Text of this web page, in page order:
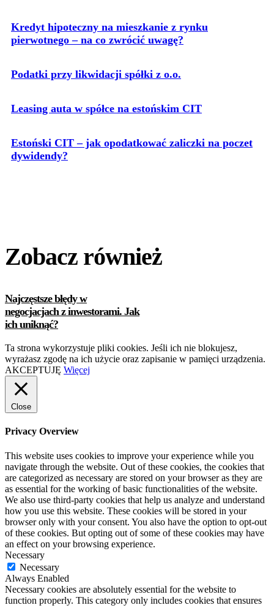
Kredyt hipoteczny na mieszkanie z rynku
pierwotnego – na co zwrócić uwagę?
Podatki przy likwidacji spółki z o.o.
Leasing auta w spółce na estońskim CIT
Estoński CIT – jak opodatkować zaliczki na poczet
dywidendy?
Zobacz również
Najczęstsze błędy w
negocjacjach z inwestorami. Jak
ich uniknąć?
Ta strona wykorzystuje pliki cookies. Jeśli ich nie blokujesz,
wyrażasz zgodę na ich użycie oraz zapisanie w pamięci urządzenia.
AKCEPTUJĘ Więcej
Close
Privacy Overview
This website uses cookies to improve your experience while you
navigate through the website. Out of these cookies, the cookies that
are categorized as necessary are stored on your browser as they are
as essential for the working of basic functionalities of the website.
We also use third-party cookies that help us analyze and understand
how you use this website. These cookies will be stored in your
browser only with your consent. You also have the option to opt-out
of these cookies. But opting out of some of these cookies may have
an effect on your browsing experience.
Necessary
Necessary
Always Enabled
Necessary cookies are absolutely essential for the website to
function properly. This category only includes cookies that ensures